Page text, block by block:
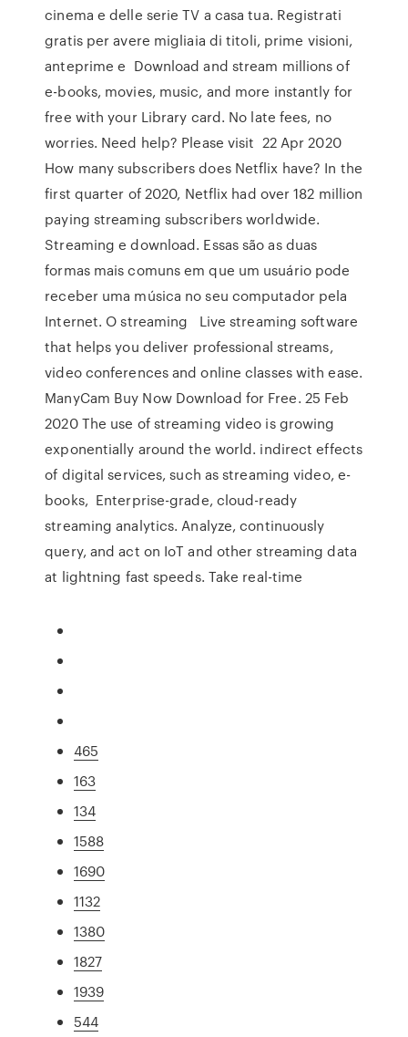
cinema e delle serie TV a casa tua. Registrati
gratis per avere migliaia di titoli, prime visioni,
anteprime e Download and stream millions of
e-books, movies, music, and more instantly for
free with your Library card. No late fees, no
worries. Need help? Please visit 22 Apr 2020
How many subscribers does Netflix have? In the
first quarter of 2020, Netflix had over 182 million
paying streaming subscribers worldwide.
Streaming e download. Essas são as duas
formas mais comuns em que um usuário pode
receber uma música no seu computador pela
Internet. O streaming Live streaming software
that helps you deliver professional streams,
video conferences and online classes with ease.
ManyCam Buy Now Download for Free. 25 Feb
2020 The use of streaming video is growing
exponentially around the world. indirect effects
of digital services, such as streaming video, e-
books, Enterprise-grade, cloud-ready
streaming analytics. Analyze, continuously
query, and act on IoT and other streaming data
at lightning fast speeds. Take real-time
465
163
134
1588
1690
1132
1380
1827
1939
544